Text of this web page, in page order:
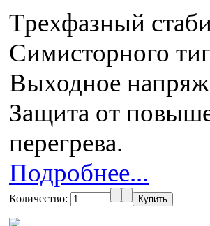
Трехфазный
Симисторного
Выходное
Защита от
перегрева.
Подробнее...
Количество: